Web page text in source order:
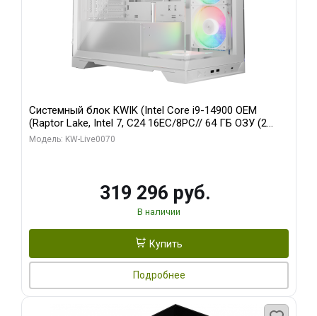
Системный блок KWIK (Intel Core i9-14900 OEM
(Raptor Lake, Intel 7, C24 16EC/8PC// 64 ГБ ОЗУ (2
модуля)/ Gigabyte RTX5080 XTREME WATERFORCE
Модель: KW-Live0070
319 296 руб.
В наличии
Купить
Подробнее